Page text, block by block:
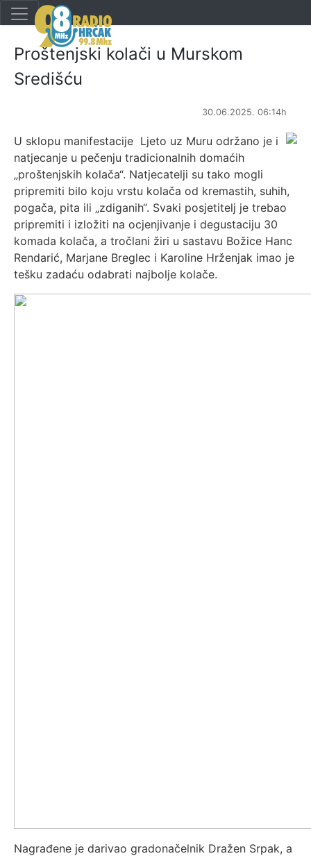
Proštenjski kolači u Murskom
Središću
30.06.2025. 06:14h
U sklopu manifestacije Ljeto uz Muru održano je i
natjecanje u pečenju tradicionalnih domaćih
„proštenjskih kolača“. Natjecatelji su tako mogli
pripremiti bilo koju vrstu kolača od kremastih, suhih,
pogača, pita ili „zdiganih“. Svaki posjetitelj je trebao
pripremiti i izložiti na ocjenjivanje i degustaciju 30
komada kolača, a tročlani žiri u sastavu Božice Hanc
Rendarić, Marjane Breglec i Karoline Hrženjak imao je
tešku zadaću odabrati najbolje kolače.
Nagrađene je darivao gradonačelnik Dražen Srpak, a